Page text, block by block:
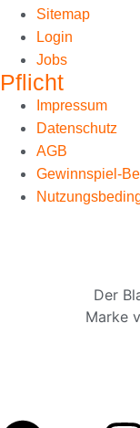
Sitemap
Login
Jobs
Pflicht
Impressum
Datenschutz
AGB
Gewinnspiel-
Der
Marke